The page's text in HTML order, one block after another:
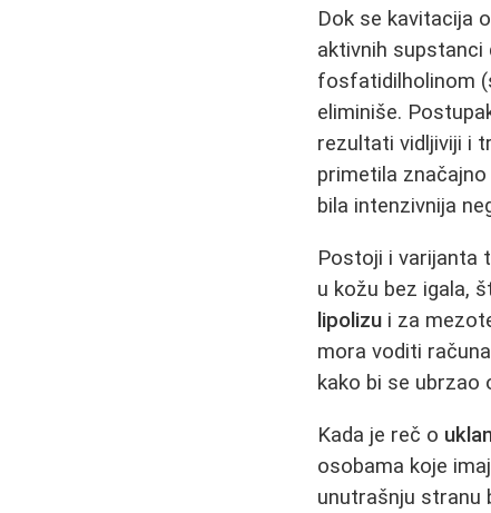
Dok se kavitacija
aktivnih supstanci
fosfatidilholinom
eliminiše.
rezultati vidljiviji i
primetila značajno
bila intenzivnija
Postoji i varijanta
u kožu bez igala,
lipolizu i za
mora voditi
kako bi se ubrzao
Kada je reč o
osobama koje
unutrašnju stranu